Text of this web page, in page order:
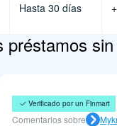
Hasta 30 días
préstamos sin
Sofía Langarica
Comentarios sobre
Verificado por un Finmart